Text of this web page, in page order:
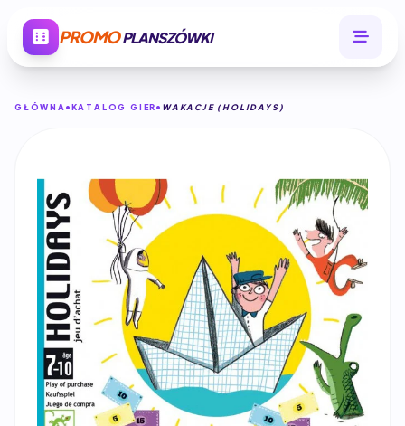
PROMOPLANSZÓWKI
GŁÓWNA KATALOG GIER WAKACJE (HOLIDAYS)